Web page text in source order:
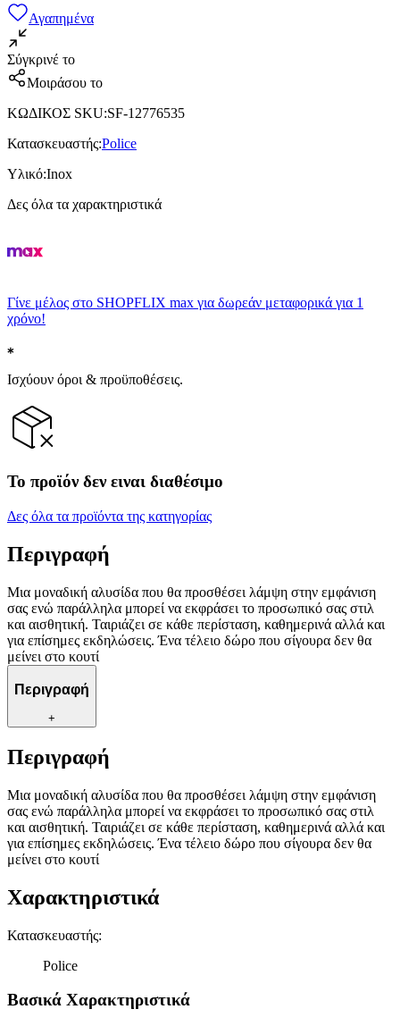
Αγαπημένα
Σύγκρινέ το
Μοιράσου το
ΚΩΔΙΚΟΣ SKU:SF-12776535
Κατασκευαστής:Police
Υλικό:Inox
Δες όλα τα χαρακτηριστικά
Γίνε μέλος στο SHOPFLIX max για δωρεάν μεταφορικά για 1
χρόνο!
Ισχύουν όροι & προϋποθέσεις.
Το προϊόν δεν ειναι διαθέσιμο
Δες όλα τα προϊόντα της κατηγορίας
Περιγραφή
Μια μοναδική αλυσίδα που θα προσθέσει λάμψη στην εμφάνιση
σας ενώ παράλληλα μπορεί να εκφράσει το προσωπικό σας στιλ
και αισθητική. Ταιριάζει σε κάθε περίσταση, καθημερινά αλλά και
για επίσημες εκδηλώσεις. Ένα τέλειο δώρο που σίγουρα δεν θα
μείνει στο κουτί
Περιγραφή
+
Περιγραφή
Μια μοναδική αλυσίδα που θα προσθέσει λάμψη στην εμφάνιση
σας ενώ παράλληλα μπορεί να εκφράσει το προσωπικό σας στιλ
και αισθητική. Ταιριάζει σε κάθε περίσταση, καθημερινά αλλά και
για επίσημες εκδηλώσεις. Ένα τέλειο δώρο που σίγουρα δεν θα
μείνει στο κουτί
Χαρακτηριστικά
Κατασκευαστής:
Police
Βασικά Χαρακτηριστικά